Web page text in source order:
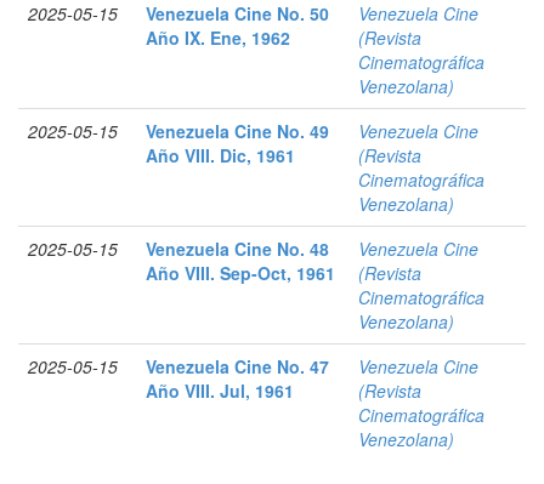
2025-05-15
Venezuela Cine No. 50
Año IX. Ene, 1962
Venezuela Cine
(Revista
Cinematográfica
Venezolana)
2025-05-15
Venezuela Cine No. 49
Año VIII. Dic, 1961
Venezuela Cine
(Revista
Cinematográfica
Venezolana)
2025-05-15
Venezuela Cine No. 48
Año VIII. Sep-Oct, 1961
Venezuela Cine
(Revista
Cinematográfica
Venezolana)
2025-05-15
Venezuela Cine No. 47
Año VIII. Jul, 1961
Venezuela Cine
(Revista
Cinematográfica
Venezolana)